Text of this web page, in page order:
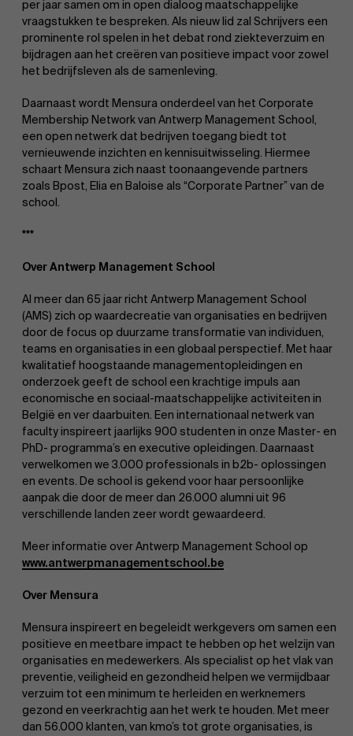
Ontdek onze faculty
Onderzoek
Over Antwerp Management School
Duurzaamheid op AMS
Partners
Evenementen
Werken bij AMS
per jaar samen om in open dialoog maatschappelijke
vraagstukken te bespreken. Als nieuw lid zal Schrijvers een
prominente rol spelen in het debat rond ziekteverzuim en
bijdragen aan het creëren van positieve impact voor zowel
het bedrijfsleven als de samenleving.
Daarnaast wordt Mensura onderdeel van het Corporate
Membership Network van Antwerp Management School,
een open netwerk dat bedrijven toegang biedt tot
vernieuwende inzichten en kennisuitwisseling. Hiermee
schaart Mensura zich naast toonaangevende partners
zoals Bpost, Elia en Baloise als “Corporate Partner” van de
school.
***
Over Antwerp Management School
Al meer dan 65 jaar richt Antwerp Management School
(AMS) zich op waardecreatie van organisaties en bedrijven
door de focus op duurzame transformatie van individuen,
teams en organisaties in een globaal perspectief. Met haar
kwalitatief hoogstaande managementopleidingen en
onderzoek geeft de school een krachtige impuls aan
economische en sociaal-maatschappelijke activiteiten in
België en ver daarbuiten. Een internationaal netwerk van
faculty inspireert jaarlijks 900 studenten in onze Master- en
PhD- programma’s en executive opleidingen. Daarnaast
verwelkomen we 3.000 professionals in b2b- oplossingen
en events. De school is gekend voor haar persoonlijke
aanpak die door de meer dan 26.000 alumni uit 96
verschillende landen zeer wordt gewaardeerd.
Meer informatie over Antwerp Management School op
www.antwerpmanagementschool.be
Over Mensura
Mensura inspireert en begeleidt werkgevers om samen een
positieve en meetbare impact te hebben op het welzijn van
organisaties en medewerkers. Als specialist op het vlak van
preventie, veiligheid en gezondheid helpen we vermijdbaar
verzuim tot een minimum te herleiden en werknemers
gezond en veerkrachtig aan het werk te houden. Met meer
dan 56.000 klanten, van kmo’s tot grote organisaties, is